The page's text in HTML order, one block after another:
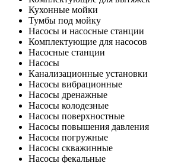
Кухонные мойки
Тумбы под мойку
Насосы и насосные станции
Комплектующие для насосов
Насосные станции
Насосы
Канализационные установки
Насосы вибрационные
Насосы дренажные
Насосы колодезные
Насосы поверхностные
Насосы повышения давления
Насосы погружные
Насосы скважинные
Насосы фекальные